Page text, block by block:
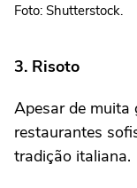
Foto: Shutterstock.
3. Risoto
Apesar de muita
restaurantes
tradição italiana.